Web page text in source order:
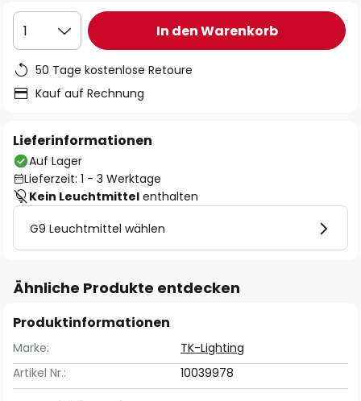
1 In den Warenkorb
50 Tage kostenlose Retoure
Kauf auf Rechnung
Lieferinformationen
Auf Lager
Lieferzeit: 1 - 3 Werktage
Kein Leuchtmittel enthalten
G9 Leuchtmittel wählen
Ähnliche Produkte entdecken
Produktinformationen
Marke:
TK-Lighting
Artikel Nr.:
10039978